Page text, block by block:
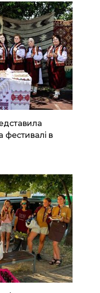
фестивалі в